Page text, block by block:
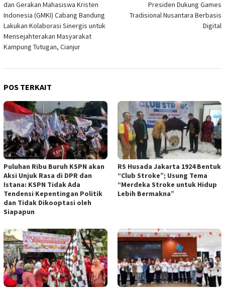
dan Gerakan Mahasiswa Kristen
Indonesia (GMKI) Cabang Bandung
Lakukan Kolaborasi Sinergis untuk
Mensejahterakan Masyarakat
Kampung Tutugan, Cianjur
Presiden Dukung Games
Tradisional Nusantara Berbasis
Digital
POS TERKAIT
Puluhan Ribu Buruh KSPN akan
Aksi Unjuk Rasa di DPR dan
Istana: KSPN Tidak Ada
Tendensi Kepentingan Politik
dan Tidak Dikooptasi oleh
Siapapun
RS Husada Jakarta 1924 Bentuk
“Club Stroke”; Usung Tema
“Merdeka Stroke untuk Hidup
Lebih Bermakna”